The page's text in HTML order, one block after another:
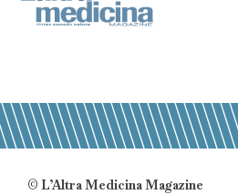
© L’Altra Medicina Magazine